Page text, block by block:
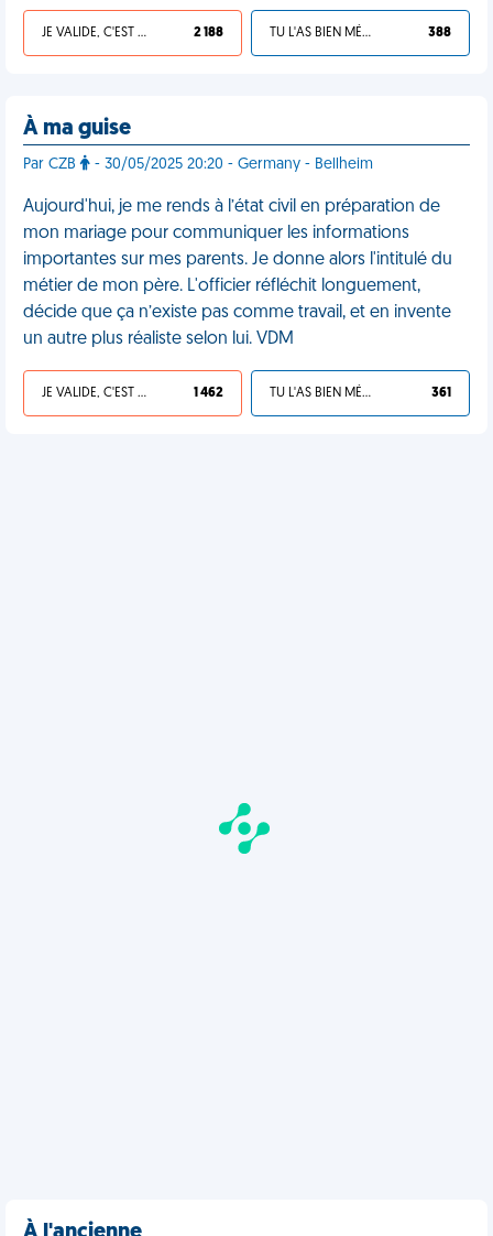
JE VALIDE, C'EST UNE VDM 2 188 TU L'AS BIEN MÉRITÉ 388
À ma guise
Par CZB - 30/05/2025 20:20 - Germany - Bellheim
Aujourd'hui, je me rends à l’état civil en préparation de
mon mariage pour communiquer les informations
importantes sur mes parents. Je donne alors l'intitulé du
métier de mon père. L'officier réfléchit longuement,
décide que ça n’existe pas comme travail, et en invente
un autre plus réaliste selon lui. VDM
JE VALIDE, C'EST UNE VDM 1 462 TU L'AS BIEN MÉRITÉ 361